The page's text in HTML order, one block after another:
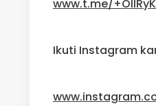
www.t.me/
Ikuti Instagram